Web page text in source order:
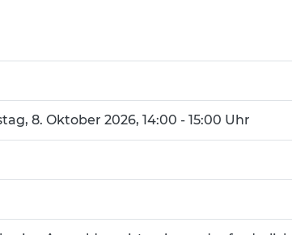
8. Oktober 2026, 14:00 - 15:00 Uhr